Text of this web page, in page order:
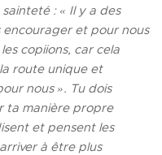
: « Il y a des
encourager et pour nous
copiions, car cela
route unique et
nous ». Tu dois
ta manière propre
et pensent les
à être plus